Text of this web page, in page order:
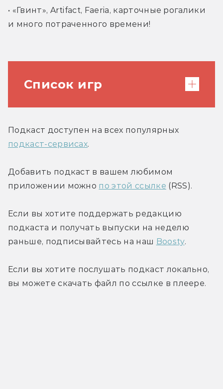
• «Гвинт», Artifact, Faeria, карточные рогалики
и много потраченного времени!
Список игр
Hearthstone
Magic: The Gathering
ГВИНТ: Ведьмак. Карточная игра
Кровная вражда: Ведьмак.
Legends of Runeterra
Faeria
The Elder Scrolls: Legends
Roguebook
Slay the Spire
подкаст-сервисах.
Добавить подкаст в вашем любимом
приложении можно по этой ссылке (RSS).
Если вы хотите поддержать редакцию
подкаста и получать выпуски на неделю
раньше, подписывайтесь на наш Boosty.
Если вы хотите послушать подкаст локально,
вы можете скачать файл по ссылке в плеере.